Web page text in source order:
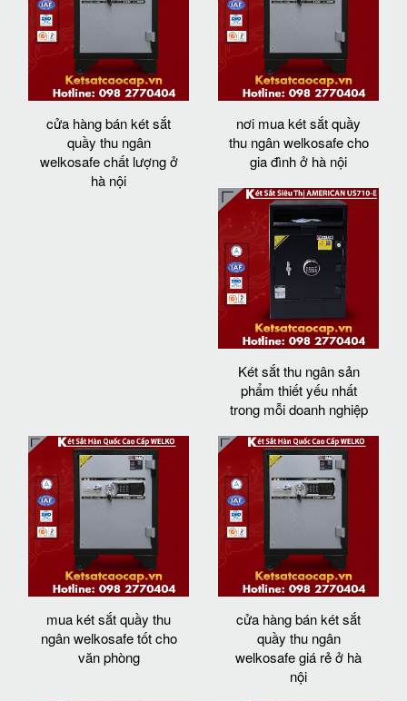
cửa hàng bán két sắt
quầy thu ngân
welkosafe chất lượng ở
hà nội
nơi mua két sắt quầy
thu ngân welkosafe cho
gia đình ở hà nội
Két sắt thu ngân sản
phẩm thiết yếu nhất
trong mỗi doanh nghiệp
mua két sắt quầy thu
ngân welkosafe tốt cho
văn phòng
cửa hàng bán két sắt
quầy thu ngân
welkosafe giá rẻ ở hà
nội